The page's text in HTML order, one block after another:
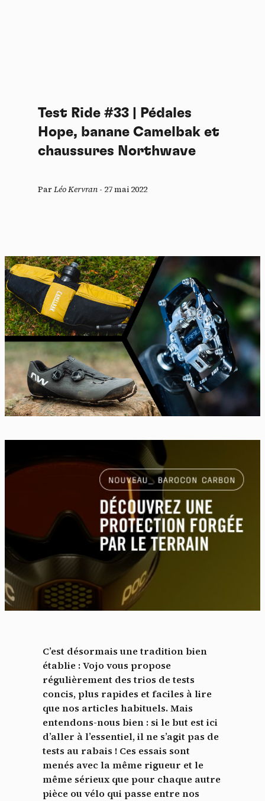
Test Ride #33 | Pédales
Hope, banane Camelbak et
chaussures Northwave
ParLéo Kervran - 27 mai 2022
C’est désormais une tradition bien
établie : Vojo vous propose
régulièrement des trios de tests
concis, plus rapides et faciles à lire
que nos articles habituels. Mais
entendons-nous bien : si le but est ici
d’aller à l’essentiel, il ne s’agit pas de
tests au rabais ! Ces essais sont
menés avec la même rigueur et le
même sérieux que pour chaque autre
pièce ou vélo qui passe entre nos